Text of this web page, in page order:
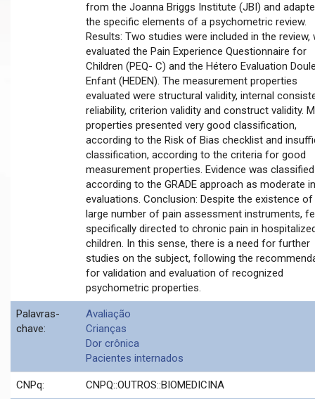
from the Joanna Briggs Institute (JBI) and
the specific elements of a psychometric review.
Results: Two studies were included in the review,
evaluated the Pain Experience Questionnaire for
Children (PEQ- C) and the Hétero Evaluation
Enfant (HEDEN). The measurement properties
evaluated were structural validity, internal
reliability, criterion validity and construct validity.
properties presented very good classification,
according to the Risk of Bias checklist and
classification, according to the criteria for good
measurement properties. Evidence was classified
according to the GRADE approach as moderate
evaluations. Conclusion: Despite the existence of
large number of pain assessment instruments,
specifically directed to chronic pain in
children. In this sense, there is a need for further
studies on the subject, following the
for validation and evaluation of recognized
psychometric properties.
Palavras-
chave:
Avaliação
Crianças
Dor crônica
Pacientes internados
CNPq: CNPQ::OUTROS::BIOMEDICINA